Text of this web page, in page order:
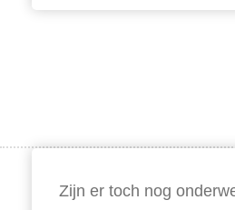
Zijn er toch nog